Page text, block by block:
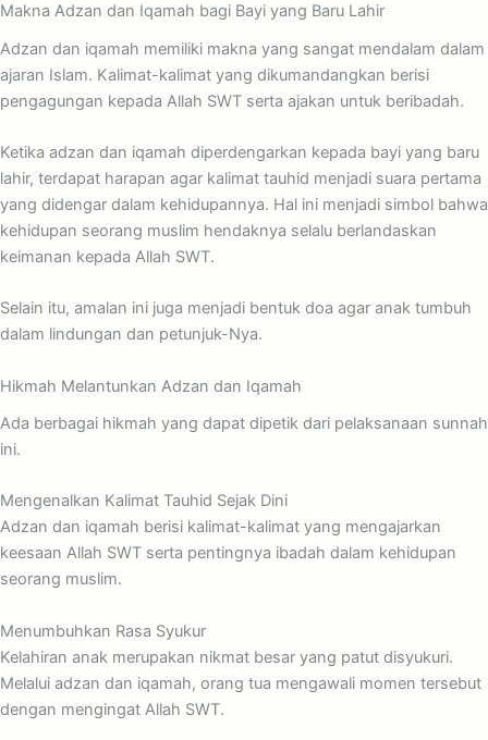
Makna Adzan dan Iqamah bagi Bayi yang Baru Lahir
Adzan dan iqamah memiliki makna yang sangat mendalam dalam
ajaran Islam. Kalimat-kalimat yang dikumandangkan berisi
pengagungan kepada Allah SWT serta ajakan untuk beribadah.
Ketika adzan dan iqamah diperdengarkan kepada bayi yang baru
lahir, terdapat harapan agar kalimat tauhid menjadi suara pertama
yang didengar dalam kehidupannya. Hal ini menjadi simbol bahwa
kehidupan seorang muslim hendaknya selalu berlandaskan
keimanan kepada Allah SWT.
Selain itu, amalan ini juga menjadi bentuk doa agar anak tumbuh
dalam lindungan dan petunjuk-Nya.
Hikmah Melantunkan Adzan dan Iqamah
Ada berbagai hikmah yang dapat dipetik dari pelaksanaan sunnah
ini.
Mengenalkan Kalimat Tauhid Sejak Dini
Adzan dan iqamah berisi kalimat-kalimat yang mengajarkan
keesaan Allah SWT serta pentingnya ibadah dalam kehidupan
seorang muslim.
Menumbuhkan Rasa Syukur
Kelahiran anak merupakan nikmat besar yang patut disyukuri.
Melalui adzan dan iqamah, orang tua mengawali momen tersebut
dengan mengingat Allah SWT.